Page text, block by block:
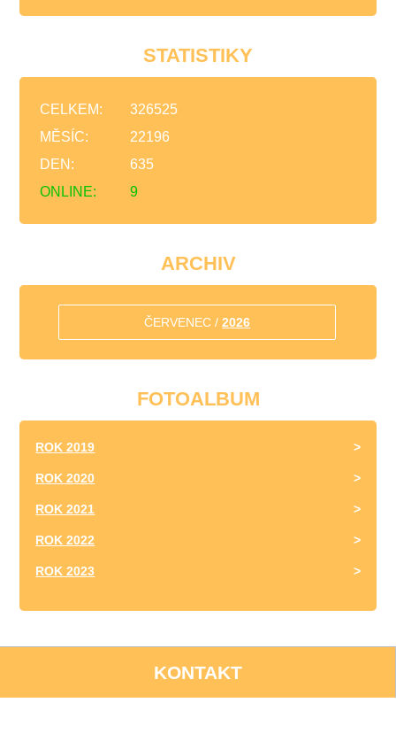
STATISTIKY
ONLINE: 9
CELKEM:
326525
MĚSÍC:
22196
DEN:
635
ARCHIV
ČERVENEC /2026
FOTOALBUM
ROK 2019
ROK 2020
ROK 2021
ROK 2022
ROK 2023
KONTAKT